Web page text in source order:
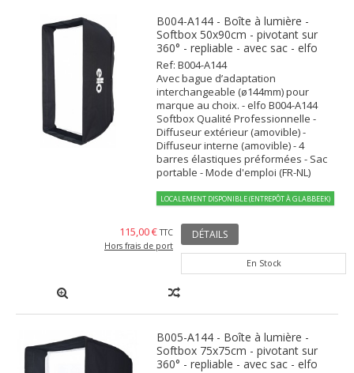
B004-A144 - Boîte à lumière -
Softbox 50x90cm - pivotant sur
360° - repliable - avec sac - elfo
Ref: B004-A144
Avec bague d’adaptation
interchangeable (ø144mm) pour
marque au choix. - elfo B004-A144
Softbox Qualité Professionnelle -
Diffuseur extérieur (amovible) -
Diffuseur interne (amovible) - 4
barres élastiques préformées - Sac
portable - Mode d'emploi (FR-NL)
LOCALEMENT DISPONIBLE (ENTREPÔT À GLABBEEK)
115,00 € TTC
Hors frais de port
DÉTAILS
En Stock
B005-A144 - Boîte à lumière -
Softbox 75x75cm - pivotant sur
360° - repliable - avec sac - elfo